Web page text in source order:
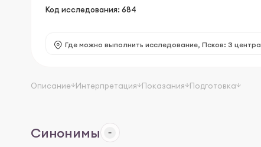
Код исследования: 684
Где можно выполнить исследование, Псков: 3 центра
Описание Интерпретация Показания Подготовка
Синонимы